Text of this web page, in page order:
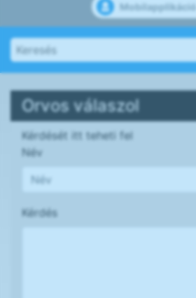
Mobilapplikáció
Orvos válaszol
Kérdését itt teheti fel
Név
Kérdés